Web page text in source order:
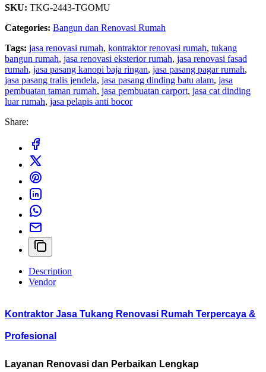
SKU: TKG-2443-TGOMU
Categories: Bangun dan Renovasi Rumah
Tags: jasa renovasi rumah, kontraktor renovasi rumah, tukang
bangun rumah, jasa renovasi eksterior rumah, jasa renovasi fasad
rumah, jasa pasang kanopi baja ringan, jasa pasang pagar rumah,
jasa pasang tralis jendela, jasa pasang dinding batu alam, jasa
pembuatan taman rumah, jasa pembuatan carport, jasa cat dinding
luar rumah, jasa pelapis anti bocor
Share:
Description
Vendor
Kontraktor Jasa Tukang Renovasi Rumah Terpercaya &
Profesional
Layanan Renovasi dan Perbaikan Lengkap